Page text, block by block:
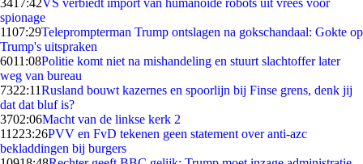
3417:42VS verbiedt import van humanoïde robots uit vrees voor
spionage
1107:29Teleprompterman Trump ontslagen na gokschandaal: Gokte op
Trump's uitspraken
6011:08Politie komt niet na mishandeling en stuurt slachtoffer later
weg van bureau
7322:11Rusland bouwt kazernes en spoorlijn bij Finse grens, denk jij
dat dat bluf is?
3702:06Macht van de linkse kerk 2
11223:26PVV en FvD tekenen geen statement over anti-azc
bekladdingen bij burgers